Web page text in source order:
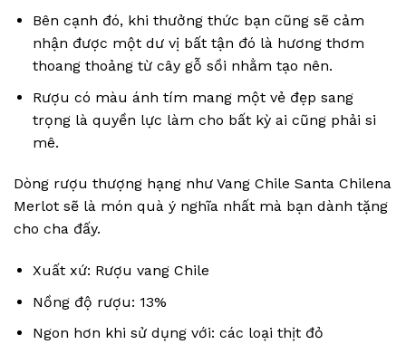
Bên cạnh đó, khi thưởng thức bạn cũng sẽ cảm
nhận được một dư vị bất tận đó là hương thơm
thoang thoảng từ cây gỗ sồi nhằm tạo nên.
Rượu có màu ánh tím mang một vẻ đẹp sang
trọng là quyền lực làm cho bất kỳ ai cũng phải si
mê.
Dòng rượu thượng hạng như Vang Chile Santa Chilena
Merlot sẽ là món quà ý nghĩa nhất mà bạn dành tặng
cho cha đấy.
Xuất xứ: Rượu vang Chile
Nồng độ rượu: 13%
Ngon hơn khi sử dụng với: các loại thịt đỏ